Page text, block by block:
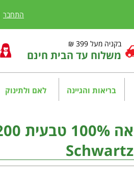
התחבר
בקניה מעל 399 ₪
משלוח עד הבית חינם
בריאות והגיינה לאם ולתינוק
Schwartz